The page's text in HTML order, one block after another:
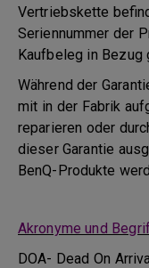
Vertriebskette
Seriennummer der
Kaufbeleg in Bezug
Während der
mit in der Fabrik
reparieren oder
dieser Garantie
BenQ-Produkte
Akronyme und
DOA- Dead On